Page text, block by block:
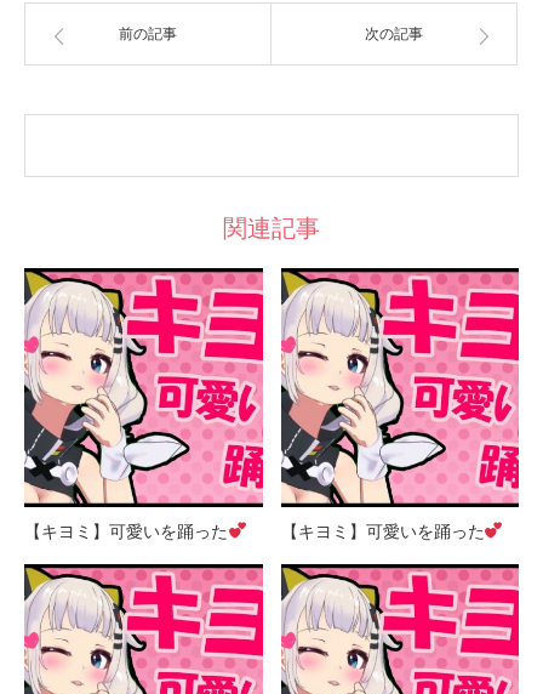
前の記事 次の記事
関連記事
【キヨミ】可愛いを踊った 【キヨミ】可愛いを踊った